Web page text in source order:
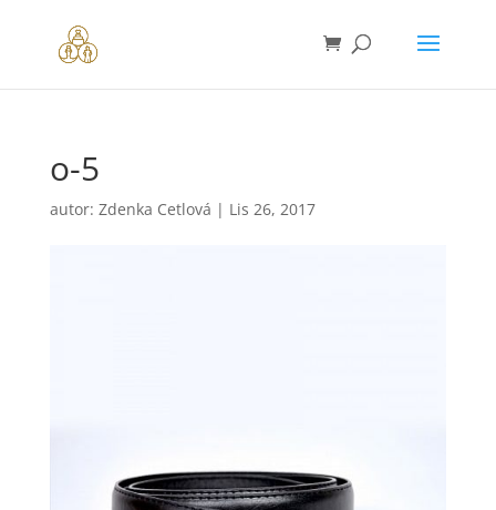
o-5
autor: Zdenka Cetlová | Lis 26, 2017